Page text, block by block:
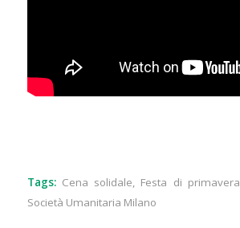
Tags: Cena solidale, Festa di primavera
Società Umanitaria Milano